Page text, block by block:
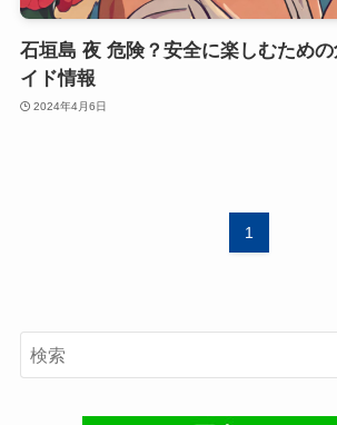
石垣島 夜 危険？安全に楽しむため
イド情報
2024年4月6日
1